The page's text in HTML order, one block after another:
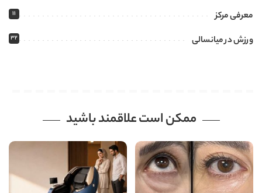
معرفی مرکز 11
ورزش در میانسالی 32
ممکن است علاقمند باشید